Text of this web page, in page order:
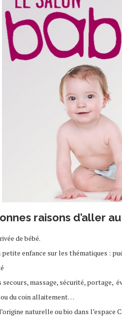
raisons d’aller
de bébé.
enfance sur les thématiques :
massage, sécurité, portage,
ou du coin allaitement…
naturelle ou bio dans l’espace